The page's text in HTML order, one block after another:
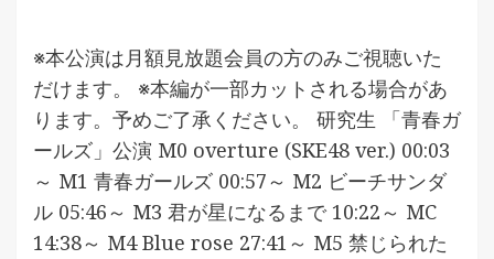
※本公演は月額見放題会員の方のみご視聴いた
だけます。 ※本編が一部カットされる場合があ
ります。予めご了承ください。 研究生 「青春ガ
ールズ」公演 M0 overture (SKE48 ver.) 00:03
～ M1 青春ガールズ 00:57～ M2 ビーチサンダ
ル 05:46～ M3 君が星になるまで 10:22～ MC
14:38～ M4 Blue rose 27:41～ M5 禁じられた